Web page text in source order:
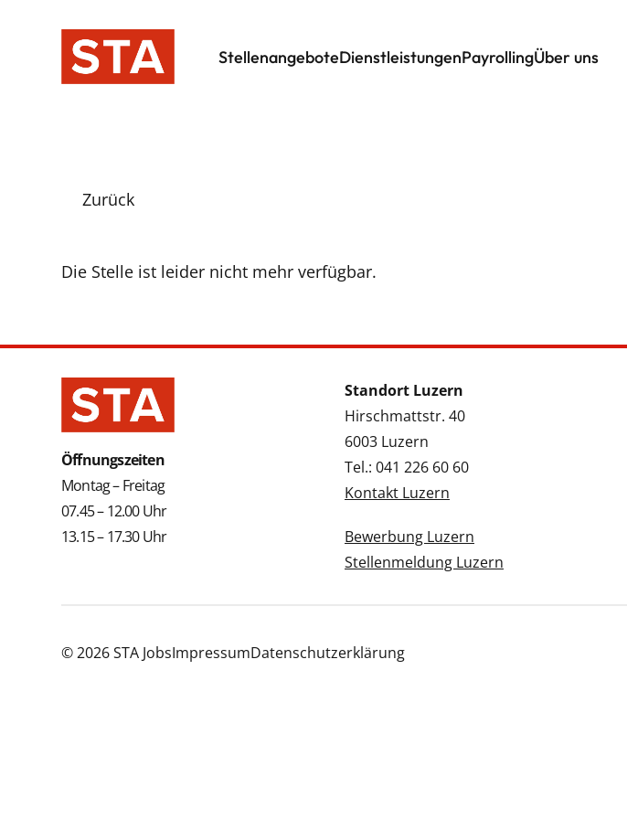
StellenangeboteDienstleistungenPayrollingÜber uns
Zurück
Die Stelle ist leider nicht mehr verfügbar.
Öffnungszeiten
Montag – Freitag
07.45 – 12.00 Uhr
13.15 – 17.30 Uhr
Standort Luzern
Hirschmattstr. 40
6003 Luzern
Tel.: 041 226 60 60
Kontakt Luzern
Bewerbung Luzern
Stellenmeldung Luzern
© 2026 STA JobsImpressumDatenschutzerklärung